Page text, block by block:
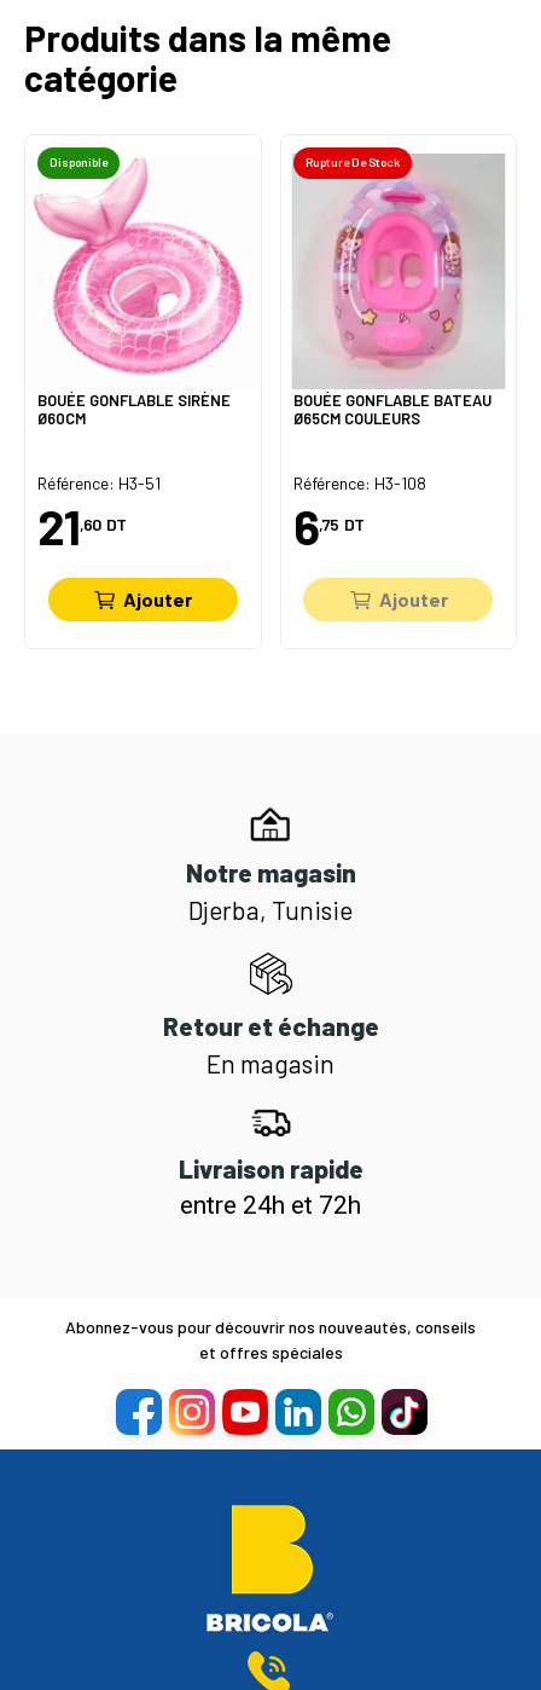
Produits dans la même
catégorie
Disponible
BOUÉE GONFLABLE SIRÈNE
Ø60CM
Référence: H3-51
21,60 DT
Ajouter
Rupture De Stock
BOUÉE GONFLABLE BATEAU
Ø65CM COULEURS
Référence: H3-108
6,75 DT
Ajouter
Notre magasin
Djerba, Tunisie
Retour et échange
En magasin
Livraison rapide
entre 24h et 72h
Abonnez-vous pour découvrir nos nouveautés, conseils
et offres spéciales